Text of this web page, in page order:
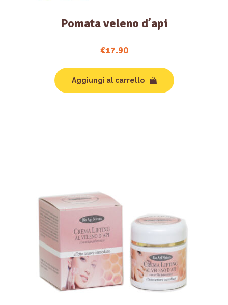
Pomata veleno d’api
€17.90
Aggiungi al carrello